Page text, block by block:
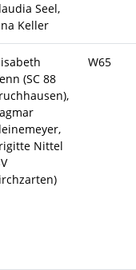
Seel,
Keller
(SC 88
Nittel
W65